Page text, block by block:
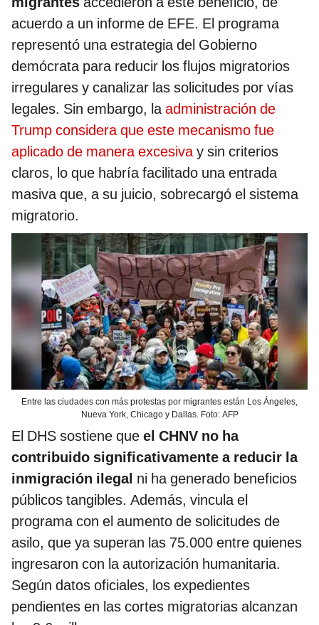
acuerdo a un informe de EFE. El programa
representó una estrategia del Gobierno
demócrata para reducir los flujos migratorios
irregulares y canalizar las solicitudes por vías
legales. Sin embargo, laadministración de
Trump considera que este mecanismo fue
aplicado de manera excesivay sin criterios
claros, lo que habría facilitado una entrada
masiva que, a su juicio, sobrecargó el sistema
migratorio.
Entre las ciudades con más protestas por migrantes están Los Ángeles,
Nueva York, Chicago y Dallas. Foto: AFP
El DHS sostiene que el CHNV no ha
contribuido significativamente a reducir la
inmigración ilegal ni ha generado beneficios
públicos tangibles. Además, vincula el
programa con el aumento de solicitudes de
asilo, que ya superan las 75.000 entre quienes
ingresaron con la autorización humanitaria.
Según datos oficiales, los expedientes
pendientes en las cortes migratorias alcanzan